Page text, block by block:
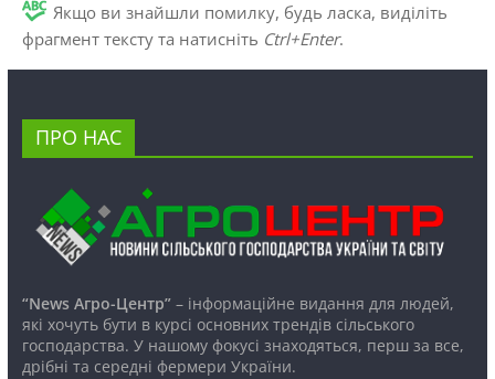
Якщо ви знайшли помилку, будь ласка, виділіть
фрагмент тексту та натисніть Ctrl+Enter.
ПРО НАС
“News Агро-Центр”– інформаційне видання для людей,
які хочуть бути в курсі основних трендів сільського
господарства. У нашому фокусі знаходяться, перш за все,
дрібні та середні фермери України.